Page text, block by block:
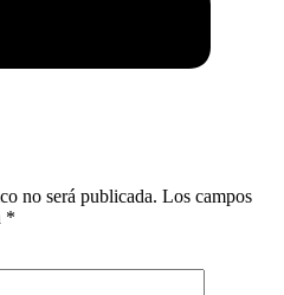
no será publicada. Los campos
*